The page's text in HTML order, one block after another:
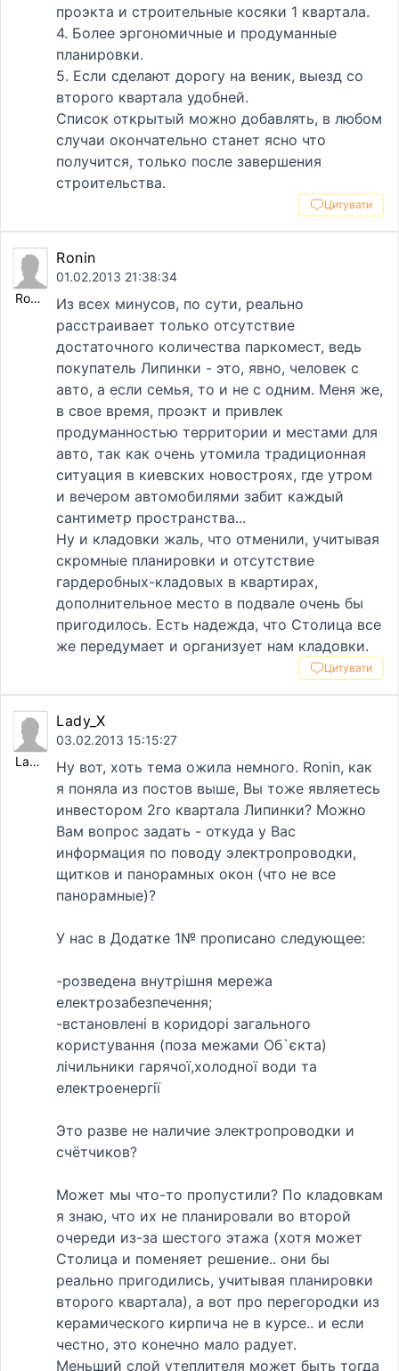
проэкта и строительные косяки 1 квартала.
4. Более эргономичные и продуманные
планировки.
5. Если сделают дорогу на веник, выезд со
второго квартала удобней.
Список открытый можно добавлять, в любом
случаи окончательно станет ясно что
получится, только после завершения
строительства.
Цитувати
Ronin
Ronin
01.02.2013 21:38:34
Из всех минусов, по сути, реально
расстраивает только отсутствие
достаточного количества паркомест, ведь
покупатель Липинки - это, явно, человек с
авто, а если семья, то и не с одним. Меня же,
в свое время, проэкт и привлек
продуманностью территории и местами для
авто, так как очень утомила традиционная
ситуация в киевских новостроях, где утром
и вечером автомобилями забит каждый
сантиметр пространства...
Ну и кладовки жаль, что отменили, учитывая
скромные планировки и отсутствие
гардеробных-кладовых в квартирах,
дополнительное место в подвале очень бы
пригодилось. Есть надежда, что Столица все
же передумает и организует нам кладовки.
Цитувати
Lady_X
Lady_X
03.02.2013 15:15:27
Ну вот, хоть тема ожила немного. Ronin, как
я поняла из постов выше, Вы тоже являетесь
инвестором 2го квартала Липинки? Можно
Вам вопрос задать - откуда у Вас
информация по поводу электропроводки,
щитков и панорамных окон (что не все
панорамные)?
У нас в Додатке 1№ прописано следующее:
-розведена внутрiшня мережа
електрозабезпечення;
-встановленi в коридорi загального
користування (поза межами Об`єкта)
лiчильники гарячої,холодної води та
електроенергiї
Это разве не наличие электропроводки и
счётчиков?
Может мы что-то пропустили? По кладовкам
я знаю, что их не планировали во второй
очереди из-за шестого этажа (хотя может
Столица и поменяет решение.. они бы
реально пригодились, учитывая планировки
второго квартала), а вот про перегородки из
керамического кирпича не в курсе.. и если
честно, это конечно мало радует.
Меньший слой утеплителя может быть тогда